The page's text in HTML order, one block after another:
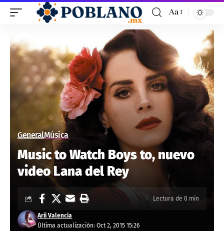
Aa
GeneralMúsica
Music to Watch Boys to, nuevo
video Lana del Rey
Última actualización: Oct 2, 2015 15:26
Arii Valencia
Lectura de 0 min